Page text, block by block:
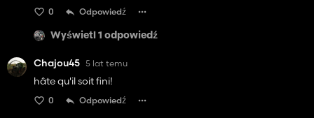
0 Odpowiedź
Wyświetl 1 odpowiedź
Chajou45 5 lat temu
hâte qu'il soit fini!
0 Odpowiedź